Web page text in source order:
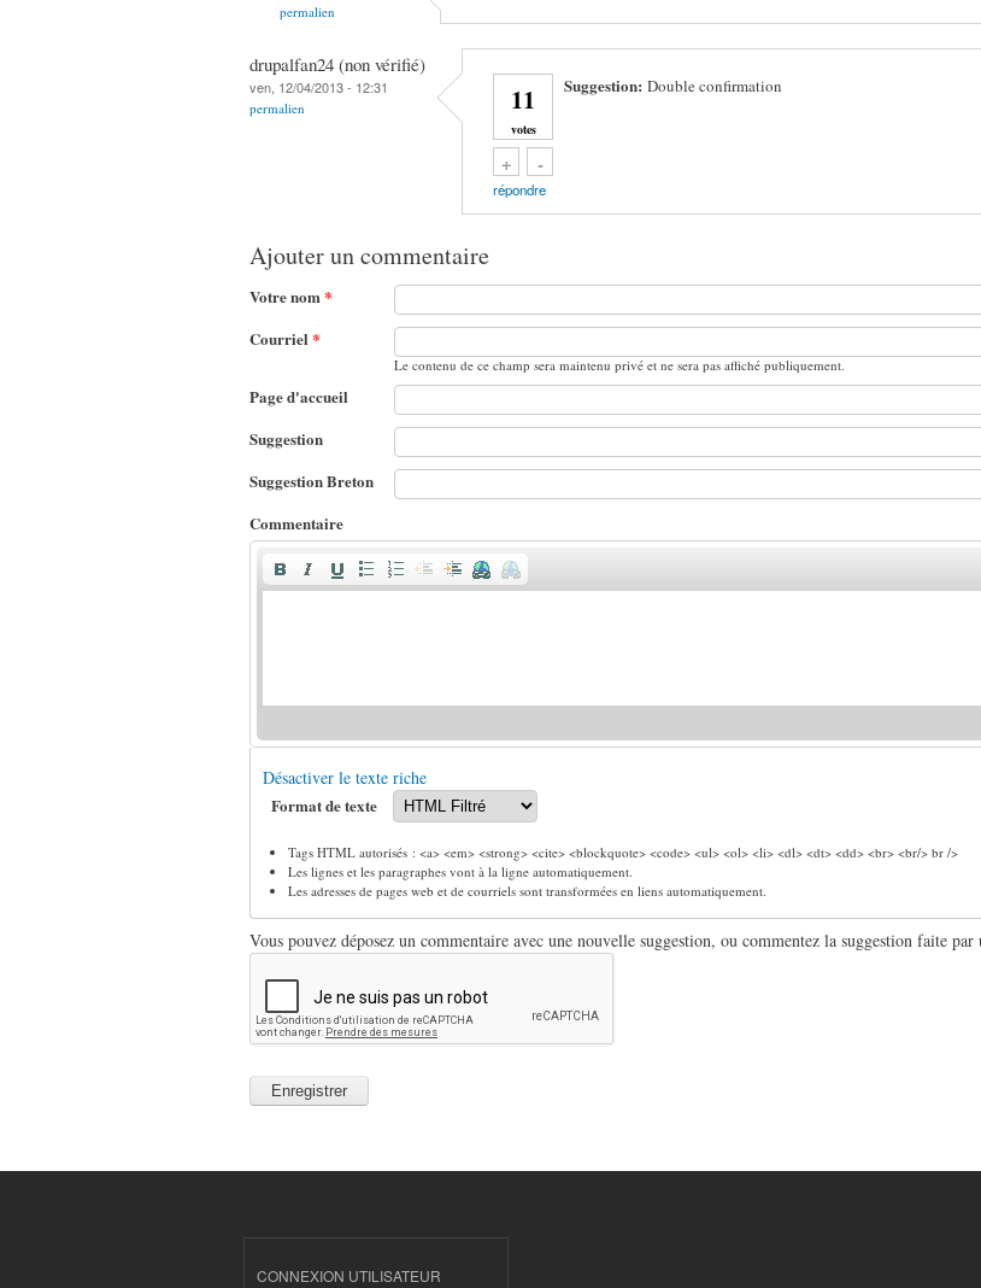
permalien
drupalfan24 (non vérifié)
ven, 12/04/2013 - 12:31
permalien 11
votes
+
Vote up!-
Vote down!
Suggestion:Double confirmation
répondre
Ajouter un commentaire
Votre nom*
Courriel *
Le contenu de ce champ sera maintenu privé et ne sera pas affiché publiquement.
Page d'accueil
Suggestion
Suggestion Breton
Commentaire
Désactiver le texte riche
Format de texte
Tags HTML autorisés : <a> <em> <strong> <cite> <blockquote> <code> <ul> <ol> <li> <dl> <dt> <dd> <br> <br/> br />
Les lignes et les paragraphes vont à la ligne automatiquement.
Les adresses de pages web et de courriels sont transformées en liens automatiquement.
Vous pouvez déposez un commentaire avec une nouvelle suggestion, ou commentez la suggestion faite
CONNEXION UTILISATEUR